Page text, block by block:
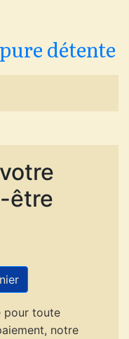
détente
être
pour toute
notre